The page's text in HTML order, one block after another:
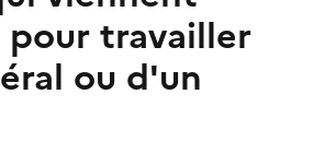
travailler
ou d'un